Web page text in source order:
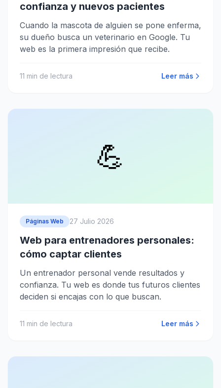
confianza y nuevos pacientes
Cuando la mascota de alguien se pone enferma,
su dueño busca un veterinario en Google. Tu
web es la primera impresión que recibe.
11 min de lectura Leer más
💪
Páginas Web 27 Julio 2026
Web para entrenadores personales:
cómo captar clientes
Un entrenador personal vende resultados y
confianza. Tu web es donde tus futuros clientes
deciden si encajas con lo que buscan.
11 min de lectura Leer más